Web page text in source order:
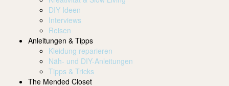
DIY Ideen
Interviews
Reisen
Anleitungen & Tipps
Kleidung reparieren
Näh- und DIY-Anleitungen
Tipps & Tricks
The Mended Closet